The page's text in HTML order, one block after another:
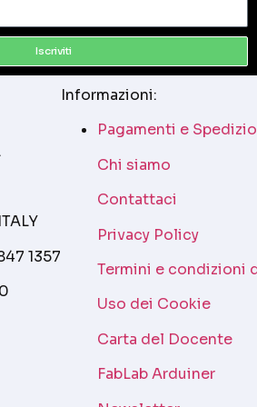
Iscriviti
1357
Informazioni:
Pagamenti e
Chi siamo
Contattaci
Privacy Policy
Termini e condizioni
Uso dei Cookie
Carta del Docente
FabLab Arduiner